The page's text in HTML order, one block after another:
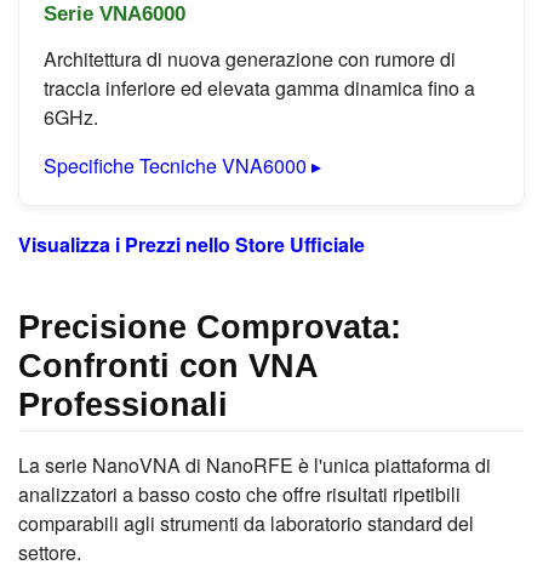
Serie VNA6000
Architettura di nuova generazione con rumore di
traccia inferiore ed elevata gamma dinamica fino a
6GHz.
Specifiche Tecniche VNA6000 ▸
Visualizza i Prezzi nello Store Ufficiale
Precisione Comprovata:
Confronti con VNA
Professionali
La serie NanoVNA di NanoRFE è l'unica piattaforma di
analizzatori a basso costo che offre risultati ripetibili
comparabili agli strumenti da laboratorio standard del
settore.